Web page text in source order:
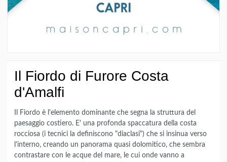
Il Fiordo di Furore Costa
d'Amalfi
Il Fiordo è l'elemento dominante che segna la struttura del
paesaggio costiero. E' una profonda spaccatura della costa
rocciosa (i tecnici la definiscono "diaclasi") che si insinua verso
l'interno, creando un panorama quasi dolomitico, che sembra
contrastare con le acque del mare, le cui onde vanno a